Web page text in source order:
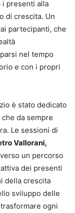
i presenti alla
di crescita. Un
partecipanti, che
nel tempo
e con i propri
è stato dedicato
che da sempre
Le sessioni di
Vallorani,
un percorso
dei presenti
della crescita
sviluppo delle
ogni